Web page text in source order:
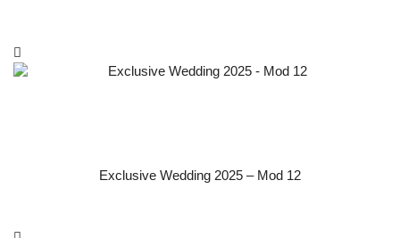
Exclusive Wedding 2025 – Mod 12